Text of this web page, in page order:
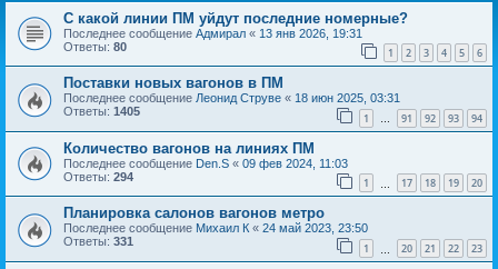
С какой линии ПМ уйдут последние номерные?
Последнее сообщение Адмирал « 13 янв 2026, 19:31
Ответы: 80 1 2 3 4 5 6
Поставки новых вагонов в ПМ
Последнее сообщение Леонид Струве « 18 июн 2025, 03:31
Ответы: 1405 1 … 91 92 93 94
Количество вагонов на линиях ПМ
Последнее сообщение Den.S « 09 фев 2024, 11:03
Ответы: 294 1 17 18 19 20
Планировка салонов вагонов метро
Последнее сообщение Михаил К « 24 май 2023, 23:50
Ответы: 331 1 20 21 22 23